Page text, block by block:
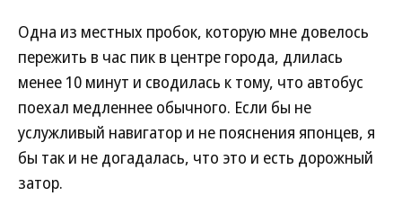
Одна из местных пробок, которую мне довелось
пережить в час пик в центре города, длилась
менее 10 минут и сводилась к тому, что автобус
поехал медленнее обычного. Если бы не
услужливый навигатор и не пояснения японцев, я
бы так и не догадалась, что это и есть дорожный
затор.